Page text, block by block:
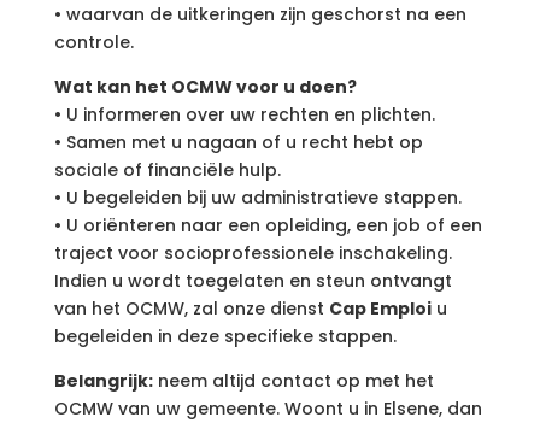
• waarvan de uitkeringen zijn geschorst na een
controle.
Wat kan het OCMW voor u doen?
• U informeren over uw rechten en plichten.
• Samen met u nagaan of u recht hebt op
sociale of financiële hulp.
• U begeleiden bij uw administratieve stappen.
• U oriënteren naar een opleiding, een job of een
traject voor socioprofessionele inschakeling.
Indien u wordt toegelaten en steun ontvangt
van het OCMW, zal onze dienst Cap Emploiu
begeleiden in deze specifieke stappen.
Belangrijk:neem altijd contact op met het
OCMW van uw gemeente. Woont u in Elsene, dan